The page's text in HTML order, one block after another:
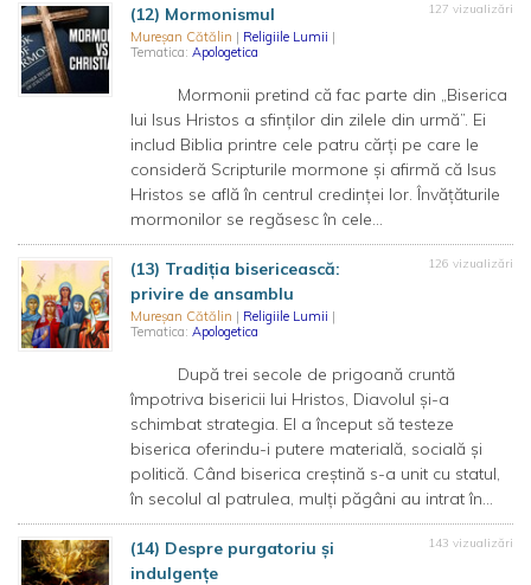
(12) Mormonismul
Mureșan Cătălin | Religiile Lumii |
Tematica: Apologetica
127 vizualizări
Mormonii pretind că fac parte din „Biserica
lui Isus Hristos a sfinților din zilele din urmă”. Ei
includ Biblia printre cele patru cărți pe care le
consideră Scripturile mormone și afirmă că Isus
Hristos se află în centrul credinței lor. Învățăturile
mormonilor se regăsesc în cele...
(13) Tradiția bisericească:
privire de ansamblu
Mureșan Cătălin | Religiile Lumii |
Tematica: Apologetica
126 vizualizări
După trei secole de prigoană cruntă
împotriva bisericii lui Hristos, Diavolul și-a
schimbat strategia. El a început să testeze
biserica oferindu-i putere materială, socială și
politică. Când biserica creștină s-a unit cu statul,
în secolul al patrulea, mulți păgâni au intrat în...
(14) Despre purgatoriu și
indulgențe
143 vizualizări